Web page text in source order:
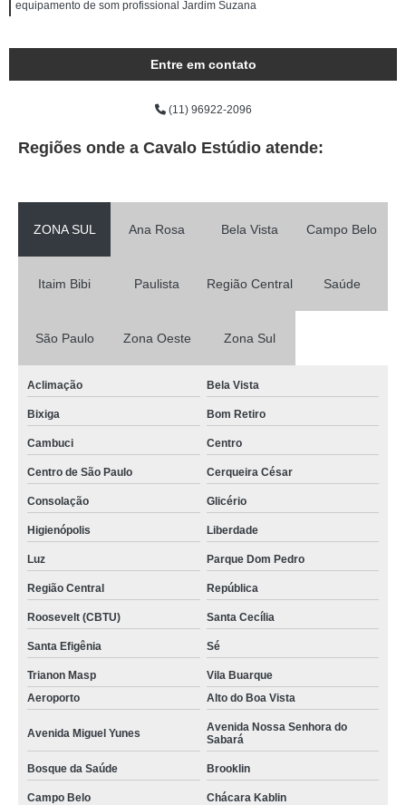
equipamento de som profissional Jardim Suzana
Entre em contato
(11) 96922-2096
Regiões onde a Cavalo Estúdio atende:
ZONA SUL Ana Rosa Bela Vista Campo Belo
Itaim Bibi Paulista Região Central Saúde
São Paulo Zona Oeste Zona Sul
Aclimação Bela Vista
Bixiga Bom Retiro
Cambuci Centro
Centro de São Paulo Cerqueira César
Consolação Glicério
Higienópolis Liberdade
Luz Parque Dom Pedro
Região Central República
Roosevelt (CBTU) Santa Cecília
Santa Efigênia Sé
Trianon Masp
Vila Buarque
Aeroporto
Alto do Boa Vista
Avenida Miguel Yunes
Avenida Nossa Senhora do
Sabará
Bosque da Saúde Brooklin
Campo Belo Chácara Kablin